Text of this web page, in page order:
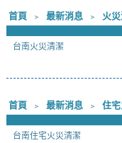
首頁 ﹥ 最新消息 ﹥ 火
台南火災清潔
首頁 ﹥ 最新消息 ﹥ 住
台南住宅火災清潔